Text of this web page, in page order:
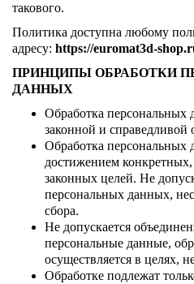
такового.
Политика доступна любому
адресу: https://euromat3d-
ПРИНЦИПЫ ОБРАБОТКИ
ДАННЫХ
Обработка персональных
законной и справедливой
Обработка персональных
достижением
законных целей. Не
персональных данных,
сбора.
Не допускается
персональные данные,
осуществляется в целях,
Обработке подлежат